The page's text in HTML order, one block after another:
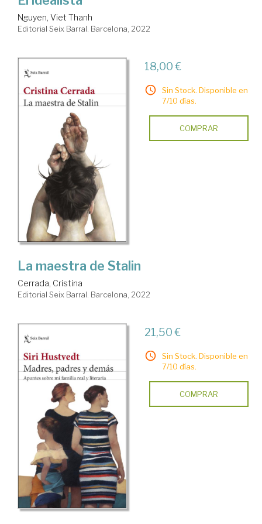
Nguyen, Viet Thanh
Editorial Seix Barral. Barcelona, 2022
18,00 €
Sin Stock. Disponible en
7/10 días.
COMPRAR
La maestra de Stalin
Cerrada, Cristina
Editorial Seix Barral. Barcelona, 2022
21,50 €
Sin Stock. Disponible en
7/10 días.
COMPRAR